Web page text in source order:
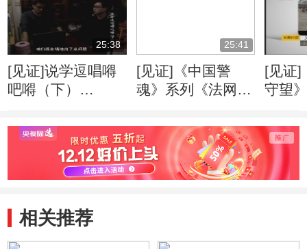
25:38
[见证]说学逗唱嘚
吧嘚（下）
25:41
[见证]《中国警
魂》系列《法网先
（20120624）
[见证]
守望
(下级)
相关推荐